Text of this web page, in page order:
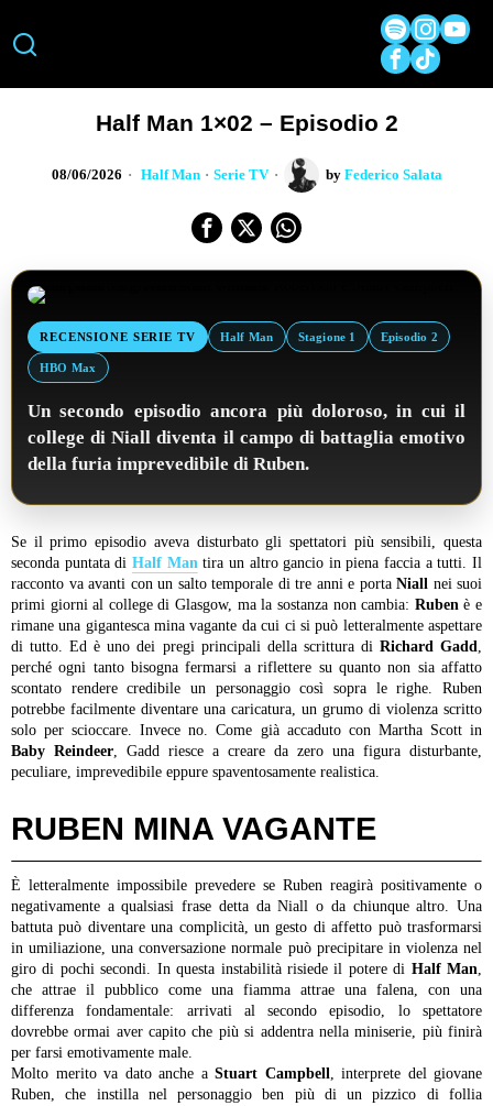
Half Man 1×02 – Episodio 2
08/06/2026 Half Man · Serie TV by Federico Salata
RECENSIONE SERIE TV Half Man Stagione 1 Episodio 2
HBO Max
Un secondo episodio ancora più doloroso, in cui il
college di Niall diventa il campo di battaglia emotivo
della furia imprevedibile di Ruben.
Se il primo episodio aveva disturbato gli spettatori più sensibili, questa
seconda puntata di Half Mantira un altro gancio in piena faccia a tutti. Il
racconto va avanti con un salto temporale di tre anni e porta Niall nei suoi
primi giorni al college di Glasgow, ma la sostanza non cambia: Rubenè e
rimane una gigantesca mina vagante da cui ci si può letteralmente aspettare
di tutto. Ed è uno dei pregi principali della scrittura di Richard Gadd,
perché ogni tanto bisogna fermarsi a riflettere su quanto non sia affatto
scontato rendere credibile un personaggio così sopra le righe. Ruben
potrebbe facilmente diventare una caricatura, un grumo di violenza scritto
solo per scioccare. Invece no. Come già accaduto con Martha Scott in
Baby Reindeer, Gadd riesce a creare da zero una figura disturbante,
peculiare, imprevedibile eppure spaventosamente realistica.
RUBEN MINA VAGANTE
È letteralmente impossibile prevedere se Ruben reagirà positivamente o
negativamente a qualsiasi frase detta da Niall o da chiunque altro. Una
battuta può diventare una complicità, un gesto di affetto può trasformarsi
in umiliazione, una conversazione normale può precipitare in violenza nel
giro di pochi secondi. In questa instabilità risiede il potere di Half Man,
che attrae il pubblico come una fiamma attrae una falena, con una
differenza fondamentale: arrivati al secondo episodio, lo spettatore
dovrebbe ormai aver capito che più si addentra nella miniserie, più finirà
per farsi emotivamente male.
Molto merito va dato anche a Stuart Campbell, interprete del giovane
Ruben, che instilla nel personaggio ben più di un pizzico di follia